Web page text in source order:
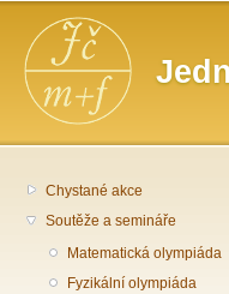
Hlavní menu
Chystané akce
Soutěže a semináře
Matematická olympiáda
Fyzikální olympiáda